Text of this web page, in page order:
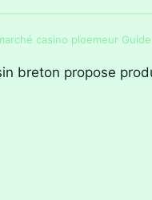
casino ploemeur Guide
breton propose